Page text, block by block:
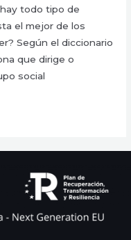
todo tipo de
el mejor de los
Según el diccionario
que dirige o
social